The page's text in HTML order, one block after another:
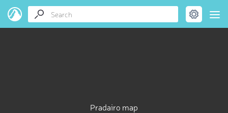
Pradairo map